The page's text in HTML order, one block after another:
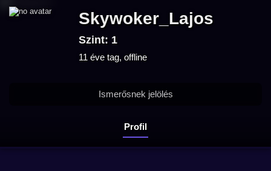
Skywoker_Lajos
Szint: 1
11 éve tag, offline
Profil
Ismerősnek jelölés